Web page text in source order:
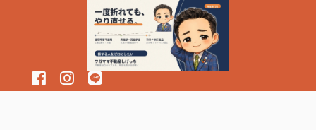
FOLLOW US: